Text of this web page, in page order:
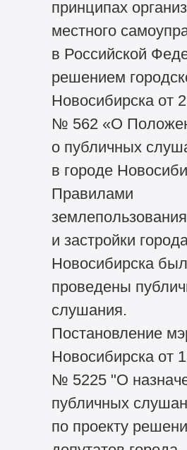
принципах
местного
в Российской
решением
Новосибирска от
№ 562 «О
о публичных
в городе
Правилами
землепользования
и застройки
Новосибирска
проведены
слушания.
Постановление
Новосибирска от
№ 5225 "О
публичных
по проекту